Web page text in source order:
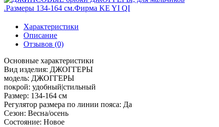
Характеристики
Описание
Отзывов (0)
Основные характеристики
Вид изделия: ДЖОГГЕРЫ
модель: ДЖОГГЕРЫ
покрой: удобный|стильный
Размер: 134-164 см
Регулятор размера по линии пояса: Да
Сезон: Весна/осень
Состояние: Новое